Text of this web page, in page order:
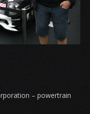
– powertrain